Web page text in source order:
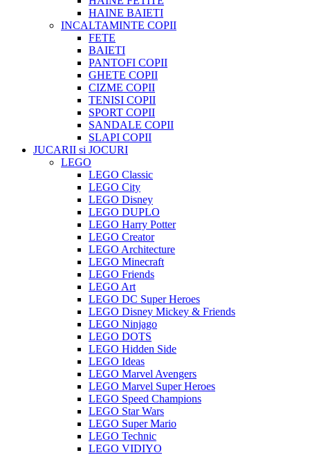
HAINE BAIETI
INCALTAMINTE COPII
FETE
BAIETI
PANTOFI COPII
GHETE COPII
CIZME COPII
TENISI COPII
SPORT COPII
SANDALE COPII
SLAPI COPII
JUCARII si JOCURI
LEGO
LEGO Classic
LEGO City
LEGO Disney
LEGO DUPLO
LEGO Harry Potter
LEGO Creator
LEGO Architecture
LEGO Minecraft
LEGO Friends
LEGO Art
LEGO DC Super Heroes
LEGO Disney Mickey & Friends
LEGO Ninjago
LEGO DOTS
LEGO Hidden Side
LEGO Ideas
LEGO Marvel Avengers
LEGO Marvel Super Heroes
LEGO Speed Champions
LEGO Star Wars
LEGO Super Mario
LEGO Technic
LEGO VIDIYO